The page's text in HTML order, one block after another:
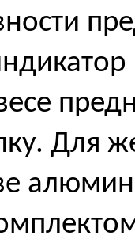
Для